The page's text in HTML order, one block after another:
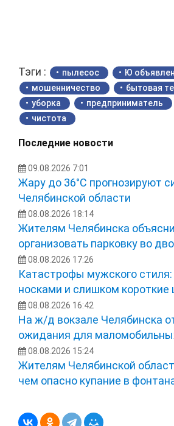
Тэги : пылесос
Ю
мошенничество
бытовая
уборка
предприниматель
чистота
Последние новости
09.08.2026 7:01
Жару до 36°С прогнозируют
Челябинской области
08.08.2026 18:14
Жителям Челябинска
организовать парковку во
08.08.2026 17:26
Катастрофы мужского
носками и слишком короткие
08.08.2026 16:42
На ж/д вокзале Челябинска
ожидания для
08.08.2026 15:24
Жителям Челябинской
чем опасно купание в